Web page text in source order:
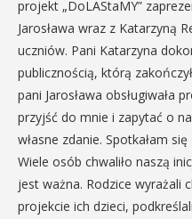
projekt „DoLAStaMY”
Jarosława wraz z Katarzyną
uczniów. Pani Katarzyna
publicznością, którą
pani Jarosława obsługiwała
przyjść do mnie i zapytać o
własne zdanie. Spotkałam
Wiele osób chwaliło naszą
jest ważna. Rodzice wyrażali
projekcie ich dzieci,